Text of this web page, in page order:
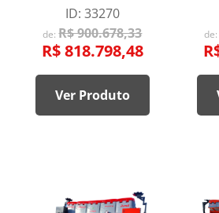
ID: 33270
de:R$ 900.678,33
R$ 818.798,48
Ver Produto